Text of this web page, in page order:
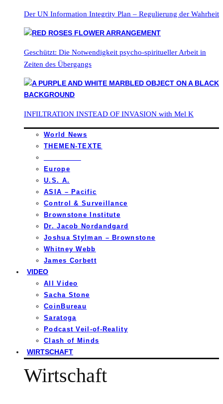
Der UN Information Integrity Plan – Regulierung der Wahrheit
Geschützt: Die Notwendigkeit psycho-spiritueller Arbeit in
Zeiten des Übergangs
INFILTRATION INSTEAD OF INVASION with Mel K
World News
THEMEN-TEXTE
Europe
U.S. A.
ASIA – Pacific
Control & Surveillance
Brownstone Institute
Dr. Jacob Nordandgard
Joshua Stylman – Brownstone
Whitney Webb
James Corbett
VIDEO
All Video
Sacha Stone
CoinBureau
Saratoga
Podcast Veil-of-Reality
Clash of Minds
WIRTSCHAFT
Wirtschaft